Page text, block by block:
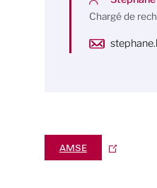
Chargé de
AMSE